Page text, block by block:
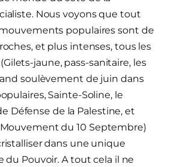
Nous voyons que tout
mouvements populaires sont de
et plus intenses, tous les
jaune, pass-sanitaire, les
soulèvement de juin dans
Sainte-Soline, le
Défense de la Palestine, et
du 10 Septembre)
dans une unique
du Pouvoir. A tout cela il ne